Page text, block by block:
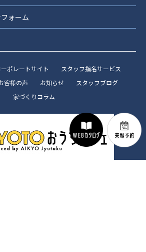
ォーム
ポレートサイト
スタッフ指名サービス
客様の声 お知らせ
スタッフブログ
家づくりコラム